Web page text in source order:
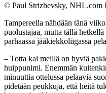
© Paul Strizhevsky, NHL.com
Tampereella nähdään tänä
puolustajaa, mutta tällä
parhaassa jääkiekkoliigassa
– Totta kai meillä on hyviä
huippunimi. Enemmän
minuuttia ottelussa pelaavia
pidetään peukkuja, että heitä